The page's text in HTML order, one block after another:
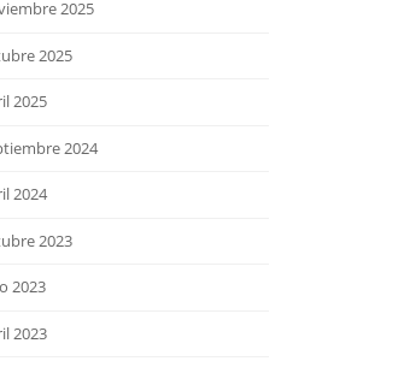
2025
2025
2025
2024
2024
2023
2023
2023